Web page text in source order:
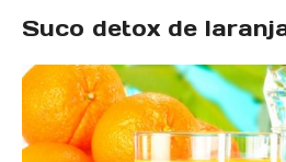
Suco detox de